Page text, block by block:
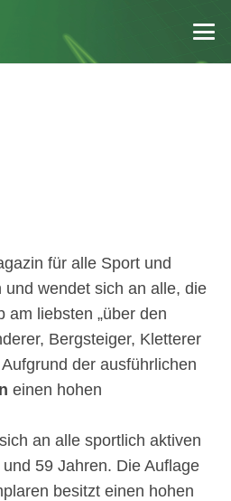
für alle Sport und
wendet sich an alle, die
am liebsten „über den
Bergsteiger, Kletterer
der ausführlichen
einen hohen
an alle sportlich aktiven
59 Jahren. Die Auflage
besitzt einen hohen